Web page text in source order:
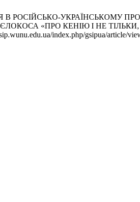
В РОСІЙСЬКО-УКРАЇНСЬКОМУ
«ПРО КЕНІЮ І НЕ ТІЛЬКИ,
index.php/gsipua/article/